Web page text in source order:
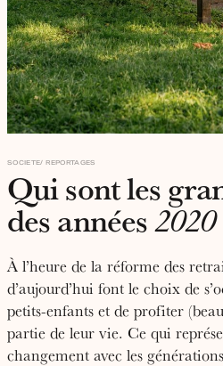
REPORTAGES
SOCIETE
Qui sont les
des années2020
À l’heure de la réforme des
d’aujourd’hui font le choix de
petits-enfants et de profiter
partie de leur vie. Ce qui
changement avec les